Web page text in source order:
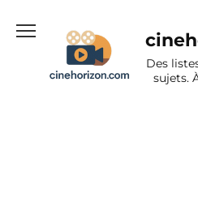
Des
sujets.